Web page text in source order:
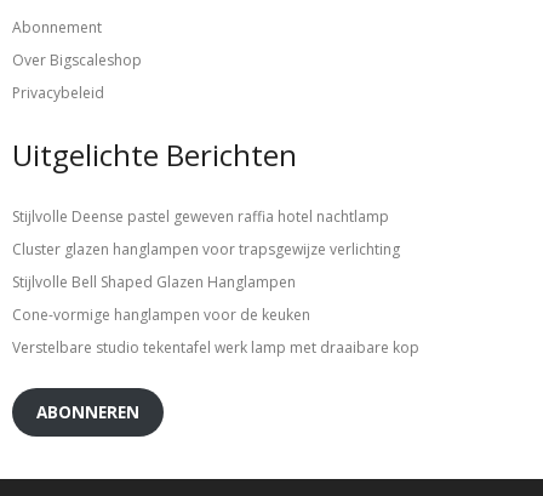
Abonnement
Over Bigscaleshop
Privacybeleid
Uitgelichte Berichten
Stijlvolle Deense pastel geweven raffia hotel nachtlamp
Cluster glazen hanglampen voor trapsgewijze verlichting
Stijlvolle Bell Shaped Glazen Hanglampen
Cone-vormige hanglampen voor de keuken
Verstelbare studio tekentafel werk lamp met draaibare kop
ABONNEREN